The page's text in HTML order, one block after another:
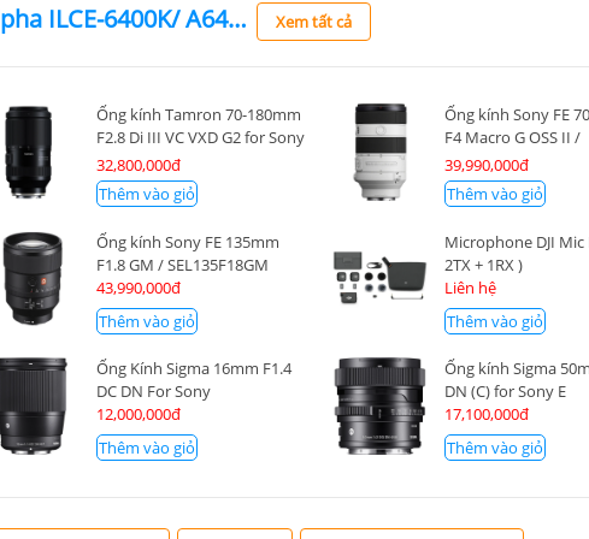
Máy ảnh Sony Alpha ILCE-6400K/ A6400 Kit 16-50mm F3.5-5.6 OSS II Xem tất cả
Ống kính Tamron 70-180mm
F2.8 Di III VC VXD G2 for Sony
E
32,800,000đ
Thêm vào giỏ
Ống kính Sony FE
F4 Macro G OSS II /
SEL70200G2
39,990,000đ
Thêm vào giỏ
Ống kính Sony FE 135mm
F1.8 GM / SEL135F18GM
43,990,000đ
Thêm vào giỏ
Microphone DJI Mic
2TX + 1RX )
Liên hệ
Thêm vào giỏ
Ống Kính Sigma 16mm F1.4
DC DN For Sony
12,000,000đ
Thêm vào giỏ
Ống kính Sigma
DN (C) for Sony E
17,100,000đ
Thêm vào giỏ